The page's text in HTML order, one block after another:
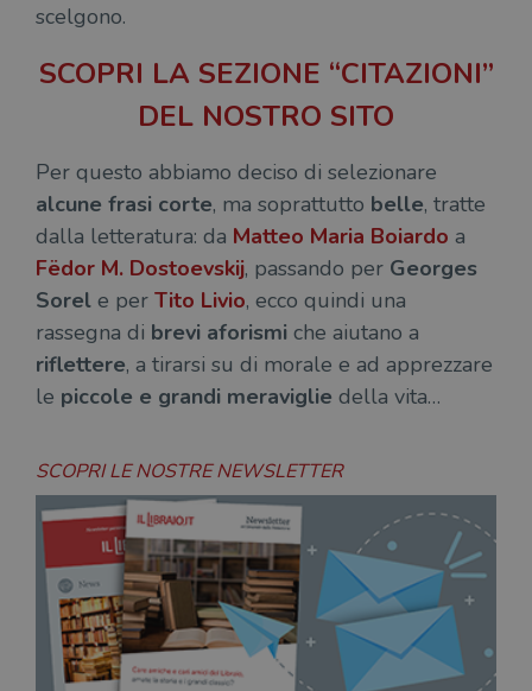
scelgono.
SCOPRI LA SEZIONE “CITAZIONI”
DEL NOSTRO SITO
Per questo abbiamo deciso di selezionare
alcune frasi corte, ma soprattutto belle, tratte
dalla letteratura: da Matteo Maria Boiardo a
Fëdor M. Dostoevskij, passando per Georges
Sorel e per Tito Livio, ecco quindi una
rassegna di brevi aforismi che aiutano a
riflettere, a tirarsi su di morale e ad apprezzare
le piccole e grandi meraviglie della vita…
SCOPRI LE NOSTRE NEWSLETTER